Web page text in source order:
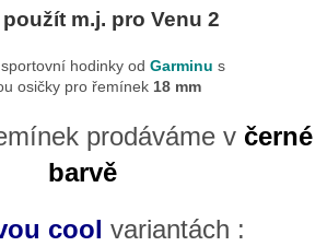
m.j. pro Venu 2
hodinky od Garminu s
osičky pro řemínek 18 mm
prodáváme v černé
barvě
cool variantách :